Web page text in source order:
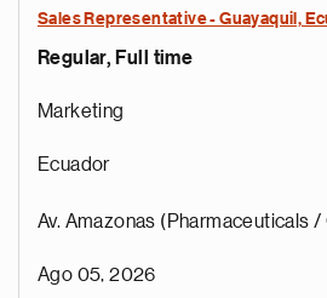
Sales Representative - Guayaquil,
Regular, Full time
Marketing
Ecuador
Av. Amazonas (Pharmaceuticals
Ago 05, 2026